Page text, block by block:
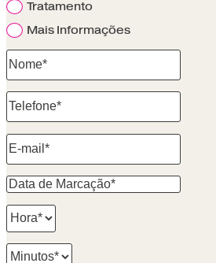
Tratamento
Mais Informações